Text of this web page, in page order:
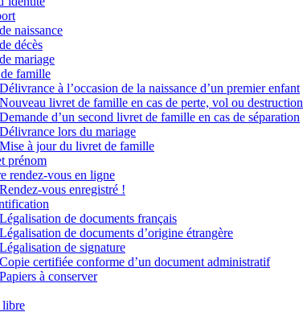
naissance
décès
mariage
famille
Délivrance à l’occasion de la naissance d’un premier enfant
Nouveau livret de famille en cas de perte, vol ou destruction
Demande d’un second livret de famille en cas de séparation
Délivrance lors du mariage
Mise à jour du livret de famille
prénom
rendez-vous en ligne
Rendez-vous enregistré !
Légalisation de documents français
Légalisation de documents d’origine étrangère
Légalisation de signature
Copie certifiée conforme d’un document administratif
Papiers à conserver